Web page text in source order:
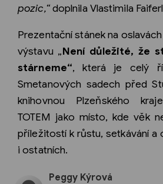
pozic,“doplnila Vlastimila
Prezentační stánek na
výstavu „Není důležité, že
stárneme“, která je celý
Smetanových sadech před
knihovnou Plzeňského
TOTEM jako místo, kde věk
příležitostí k růstu, setkávání a
i ostatních.
Peggy Kýrová